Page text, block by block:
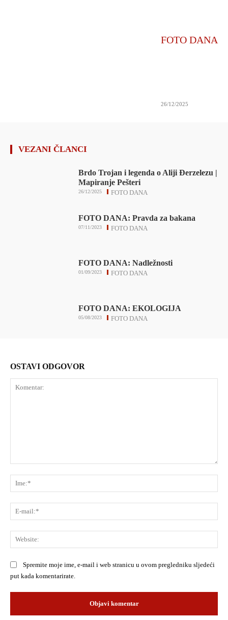
FOTO DANA
26/12/2025
VEZANI ČLANCI
Brdo Trojan i legenda o Aliji Đerzelezu |
Mapiranje Pešteri
FOTO DANA
26/12/2025
FOTO DANA: Pravda za bakana
FOTO DANA
07/11/2023
FOTO DANA: Nadležnosti
FOTO DANA
01/09/2023
FOTO DANA: EKOLOGIJA
FOTO DANA
05/08/2023
OSTAVI ODGOVOR
Spremite moje ime, e-mail i web stranicu u ovom pregledniku sljedeći
put kada komentarirate.